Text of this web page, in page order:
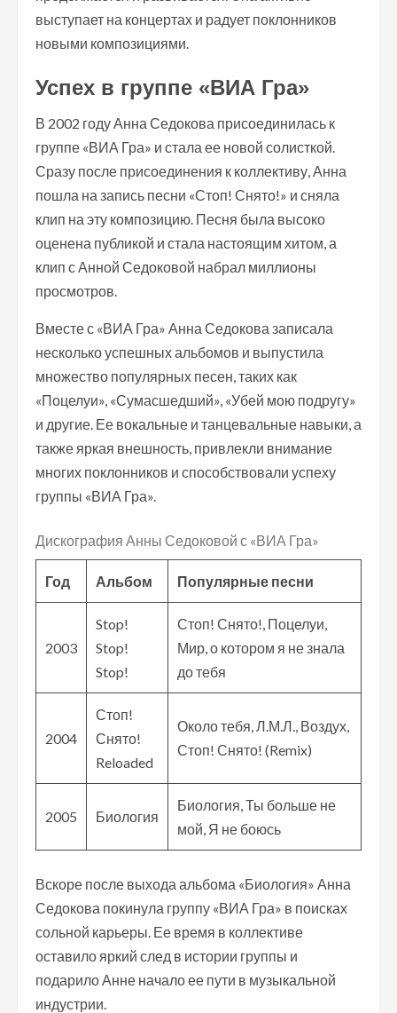
выступает на концертах и радует поклонников
новыми композициями.
Успех в группе «ВИА Гра»
В 2002 году Анна Седокова присоединилась к
группе «ВИА Гра» и стала ее новой солисткой.
Сразу после присоединения к коллективу, Анна
пошла на запись песни «Стоп! Снято!» и сняла
клип на эту композицию. Песня была высоко
оценена публикой и стала настоящим хитом, а
клип с Анной Седоковой набрал миллионы
просмотров.
Вместе с «ВИА Гра» Анна Седокова записала
несколько успешных альбомов и выпустила
множество популярных песен, таких как
«Поцелуи», «Сумасшедший», «Убей мою подругу»
и другие. Ее вокальные и танцевальные навыки, а
также яркая внешность, привлекли внимание
многих поклонников и способствовали успеху
группы «ВИА Гра».
Дискография Анны Седоковой с «ВИА Гра»
Год Альбом Популярные песни
2003
Stop!
Stop!
Stop!
Стоп! Снято!, Поцелуи,
Мир, о котором я не знала
до тебя
2004
Стоп!
Снято!
Reloaded
Около тебя, Л.М.Л., Воздух,
Стоп! Снято! (Remix)
2005 Биология
Биология, Ты больше не
мой, Я не боюсь
Вскоре после выхода альбома «Биология» Анна
Седокова покинула группу «ВИА Гра» в поисках
сольной карьеры. Ее время в коллективе
оставило яркий след в истории группы и
подарило Анне начало ее пути в музыкальной
индустрии.